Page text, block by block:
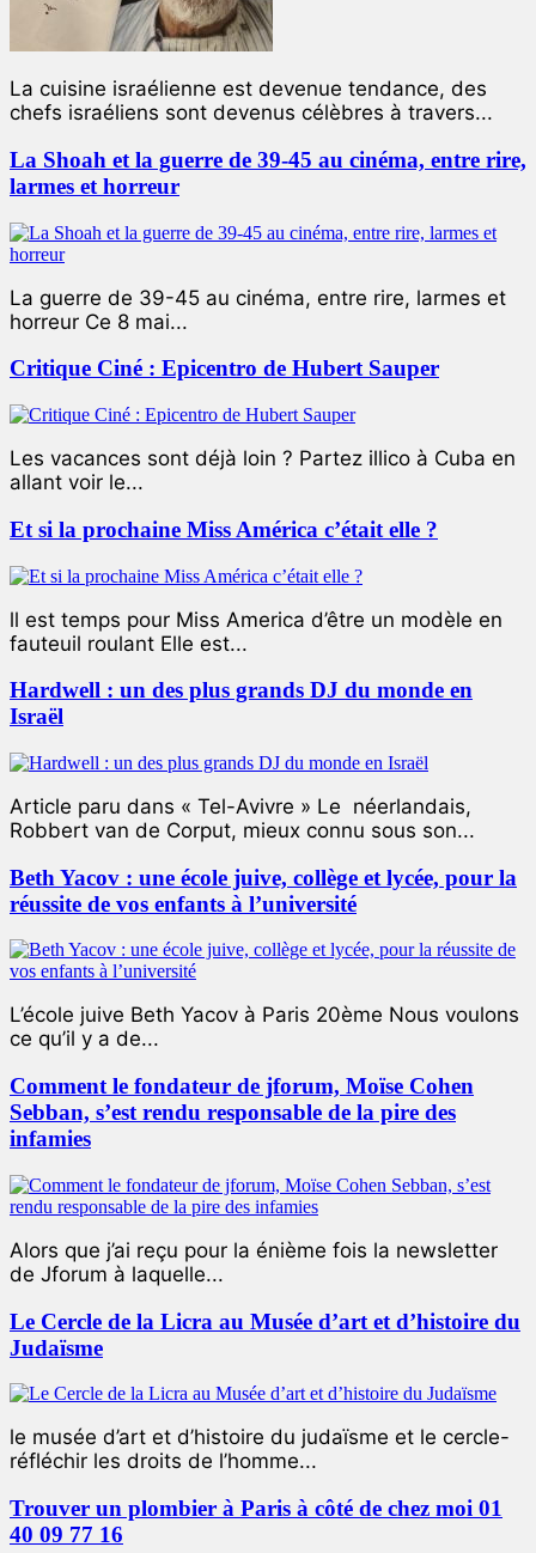
La cuisine israélienne est devenue tendance, des
chefs israéliens sont devenus célèbres à travers...
La Shoah et la guerre de 39-45 au cinéma, entre rire,
larmes et horreur
La guerre de 39-45 au cinéma, entre rire, larmes et
horreur Ce 8 mai...
Critique Ciné : Epicentro de Hubert Sauper
Les vacances sont déjà loin ? Partez illico à Cuba en
allant voir le...
Et si la prochaine Miss América c’était elle ?
ll est temps pour Miss America d’être un modèle en
fauteuil roulant Elle est...
Hardwell : un des plus grands DJ du monde en
Israël
Article paru dans « Tel-Avivre » Le néerlandais,
Robbert van de Corput, mieux connu sous son...
Beth Yacov : une école juive, collège et lycée, pour la
réussite de vos enfants à l’université
L’école juive Beth Yacov à Paris 20ème Nous voulons
ce qu’il y a de...
Comment le fondateur de jforum, Moïse Cohen
Sebban, s’est rendu responsable de la pire des
infamies
Alors que j’ai reçu pour la énième fois la newsletter
de Jforum à laquelle...
Le Cercle de la Licra au Musée d’art et d’histoire du
Judaïsme
le musée d’art et d’histoire du judaïsme et le cercle-
réfléchir les droits de l’homme...
Trouver un plombier à Paris à côté de chez moi 01
40 09 77 16